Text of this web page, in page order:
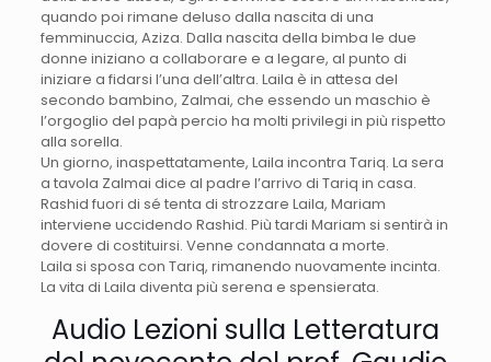
quando poi rimane deluso dalla nascita di una
femminuccia, Aziza. Dalla nascita della bimba le due
donne iniziano a collaborare e a legare, al punto di
iniziare a fidarsi l’una dell’altra. Laila è in attesa del
secondo bambino, Zalmai, che essendo un maschio è
l’orgoglio del papà percio ha molti privilegi in più rispetto
alla sorella.
Un giorno, inaspettatamente, Laila incontra Tariq. La sera
a tavola Zalmai dice al padre l’arrivo di Tariq in casa.
Rashid fuori di sé tenta di strozzare Laila, Mariam
interviene uccidendo Rashid. Più tardi Mariam si sentirà in
dovere di costituirsi. Venne condannata a morte.
Laila si sposa con Tariq, rimanendo nuovamente incinta.
La vita di Laila diventa più serena e spensierata.
Audio Lezioni sulla Letteratura